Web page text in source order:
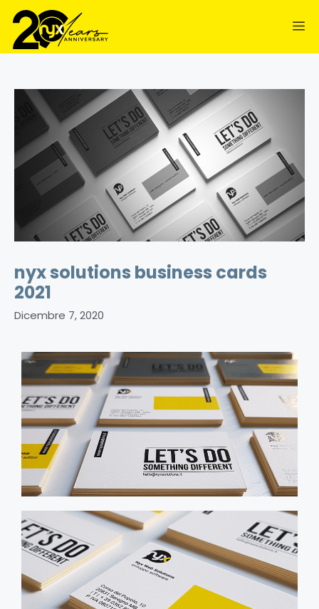
contenuto
nyx solutions business cards
2021
Dicembre 7, 2020